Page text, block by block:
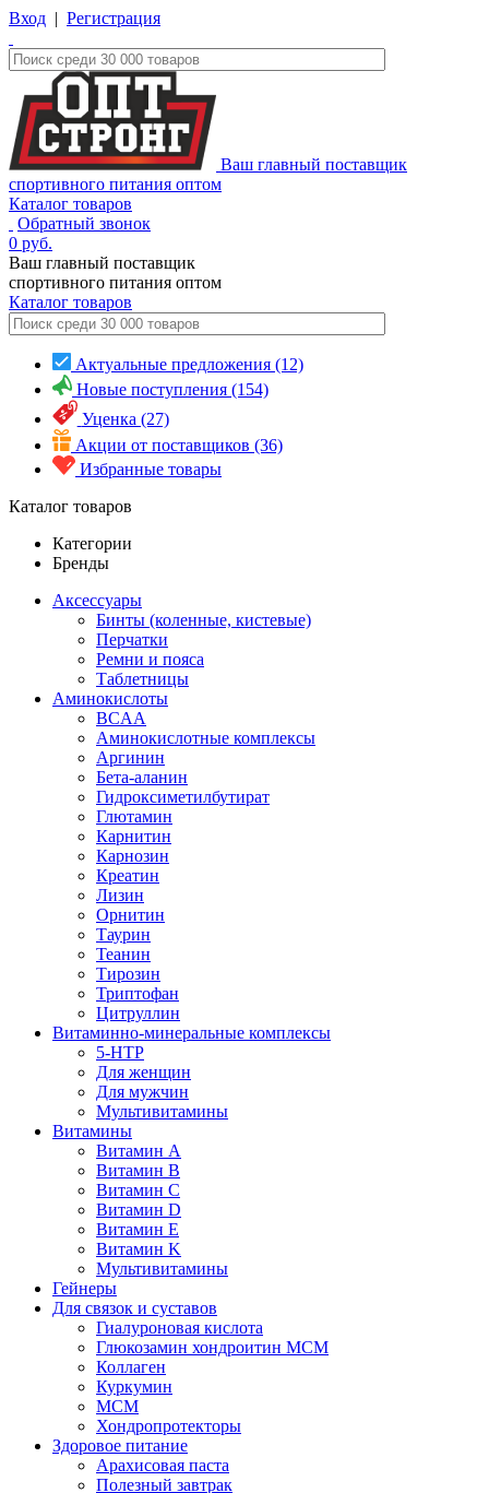
Вход | Регистрация
Ваш главный поставщик
спортивного питания оптом
Каталог товаров
Обратный звонок
0 руб.
Ваш главный поставщик
спортивного питания оптом
Каталог товаров
Актуальные предложения (12)
Новые поступления (154)
Уценка (27)
Акции от поставщиков (36)
Избранные товары
Каталог товаров
Категории
Бренды
Аксессуары
Бинты (коленные, кистевые)
Перчатки
Ремни и пояса
Таблетницы
Аминокислоты
BCAA
Аминокислотные комплексы
Аргинин
Бета-аланин
Гидроксиметилбутират
Глютамин
Карнитин
Карнозин
Креатин
Лизин
Орнитин
Таурин
Теанин
Тирозин
Триптофан
Цитруллин
Витаминно-минеральные комплексы
5-HTP
Для женщин
Для мужчин
Мультивитамины
Витамины
Витамин A
Витамин B
Витамин C
Витамин D
Витамин E
Витамин K
Мультивитамины
Гейнеры
Для связок и суставов
Гиалуроновая кислота
Глюкозамин хондроитин МСМ
Коллаген
Куркумин
МСМ
Хондропротекторы
Здоровое питание
Арахисовая паста
Полезный завтрак